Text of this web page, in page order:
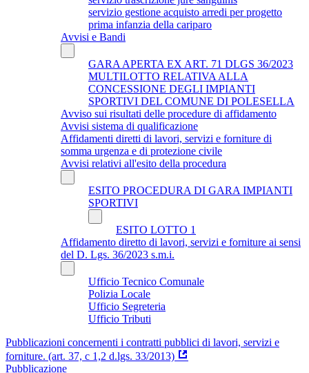
servizio gestione acquisto arredi per progetto
prima infanzia della cariparo
Avvisi e Bandi
GARA APERTA EX ART. 71 DLGS 36/2023
MULTILOTTO RELATIVA ALLA
CONCESSIONE DEGLI IMPIANTI
SPORTIVI DEL COMUNE DI POLESELLA
Avviso sui risultati delle procedure di affidamento
Avvisi sistema di qualificazione
Affidamenti diretti di lavori, servizi e forniture di
somma urgenza e di protezione civile
Avvisi relativi all'esito della procedura
ESITO PROCEDURA DI GARA IMPIANTI
SPORTIVI
ESITO LOTTO 1
Affidamento diretto di lavori, servizi e forniture ai sensi
del D. Lgs. 36/2023 s.m.i.
Ufficio Tecnico Comunale
Polizia Locale
Ufficio Segreteria
Ufficio Tributi
Pubblicazioni concernenti i contratti pubblici di lavori, servizi e
forniture. (art. 37, c 1,2 d.lgs. 33/2013)
Pubblicazione